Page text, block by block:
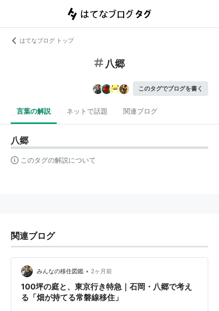
はてなブログ トップ
八郷
このタグでブログを書く
言葉の解説 ネットで話題 関連ブログ
八郷
このタグの解説について
関連ブログ
みんなの移住図鑑 • 2ヶ月前
100坪の庭と、東京行き特急｜石岡・八郷で考え
る「畑が持てる常磐線移住」